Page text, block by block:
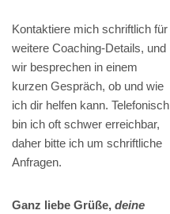
Kontaktiere mich schriftlich für
weitere Coaching-Details, und
wir besprechen in einem
kurzen Gespräch, ob und wie
ich dir helfen kann. Telefonisch
bin ich oft schwer erreichbar,
daher bitte ich um schriftliche
Anfragen.
Ganz liebe Grüße, deine